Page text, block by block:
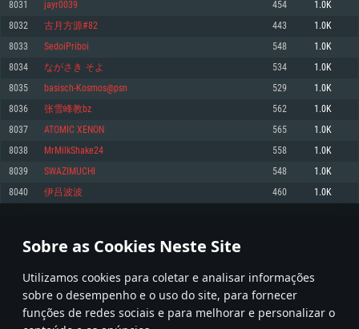
Sobre as Cookies Neste Site
Utilizamos cookies para coletar e analisar informações
sobre o desempenho e o uso do site, para fornecer
funções de redes sociais e para melhorar e personalizar o
Placa Gráfica: Placa com DirectX 11: AMD Radeon 77XX / NVIDIA GeForce
GTX 660. Resolução mínima suportada: 720p
Network: Internet de banda larga.
Disco: 23,1 GB
Recomendado
superior, Radeon RX 570 ou superior
Disco: 75,9 GB
Placa Gráfica: Intel Iris Pro 5200 (Mac), equivalentes AMD/Nvidia para Mac.
Resolução mínima suportada: 720p com suporte Metal.
Network: Internet de banda larga.
Disco: 21,5 GB
Recomendado
Network: Internet de banda larga.
Placa Gráfica: NVIDIA 660 com os drivers mais recentes (não mais de 6
meses) / equivalentes AMD com os drivers mais recentes com suporte
Vulkan (não mais de 6 meses); Resolução mínima suportada: 720p.
Network: Internet de banda larga.
Disco: 21,5 GB
Recomendado
Sistema Operativo: Ubuntu 20.04 64bit
Processador: Intel Core i7
Memória: 16 GB
Placa Gráfica: NVIDIA 1060 com os drivers mais recentes (não mais de 6
meses) / equivalentes AMD (Radeon RX 570) com os drivers mais recentes
Network: Internet de banda larga.
8031 jayr0039 454 1.0K
8032 古月方源#82 443 1.0K
8033 SedoiPriboi 548 1.0K
8034 ながさき そよ 534 1.0K
8035 basisch-Kosmos@psn 529 1.0K
8036 张雪峰教bz 562 1.0K
8037 ATOMIC XENON 565 1.0K
8038 MrMilkShake24 558 1.0K
8039 SWAZIMUCHI 548 1.0K
8040 伊吕波波 460 1.0K